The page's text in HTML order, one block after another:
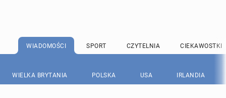
WIADOMOŚCI SPORT CZYTELNIA CIEKAWOSTKI
WIELKA BRYTANIA POLSKA USA IRLANDIA